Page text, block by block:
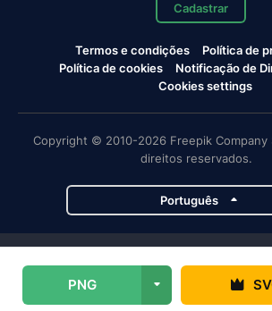
PNG
Cadastrar
Termos e condições
Política de
Política de cookies
Notificação de
Cookies settings
Copyright © 2010-2026 Freepik Company
direitos reservados.
Português